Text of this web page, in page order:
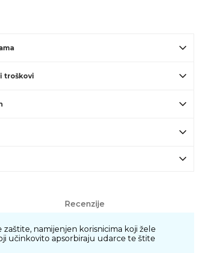
troškovi
Recenzije
namijenjen korisnicima koji žele
učinkovito apsorbiraju udarce te štite